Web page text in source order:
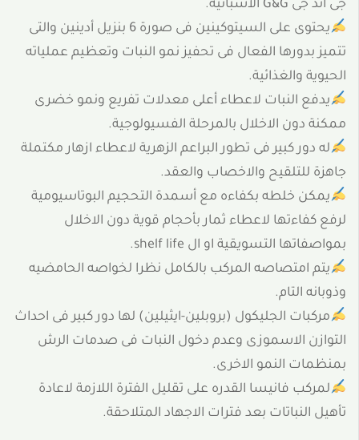
جى اند جى G&G الاسبانية.
يحتوى على السيتوكينين فى صورة 6 بنزيل أدينين والتى
تتميز بدورها الفعال فى تحفيز نمو النبات وتعظيم عملياته
الحيوية والغذائية.
يدفع النبات لاعطاء أعلى معدلات تفريع ونمو خضرى
ممكنة دون الاخلال بالمرحلة الفسيولوجية.
له دور كبير فى تطور البراعم الزهرية لاعطاء ازهار مكتملة
جاهزة للتلقيح والاخصاب والعقد.
يمكن خلطه بكفاءه مع أسمدة التحجيم البوتاسيومية
لرفع كفاءتها لاعطاء ثمار بأحجام قوية دون الاخلال
بمواصفاتها التسويقية او ال shelf life.
يتم امتصاصه المركب بالكامل نظرا لخواصه الحامضيه
وذوبانه التام.
مركبات الجليكول (بروبلين-ايثيلين) لها دور كبير فى احداث
التوازن الاسموزى وعدم دخول النبات فى صدمات الرش
بمنظمات النمو الاخرى.
لمركب فانيسا القدره على تقليل الفترة اللازمة لاعادة
تأهيل النباتات بعد فترات الاجهاد المتلاحقة.